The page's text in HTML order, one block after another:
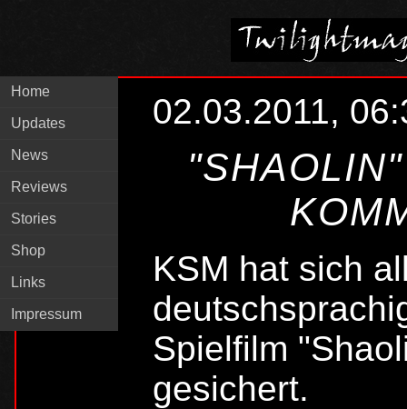
Home
Updates
News
Reviews
Stories
Shop
Links
Impressum
02.03.2011,
KSM hat sich
Spielfilm
gesichert.